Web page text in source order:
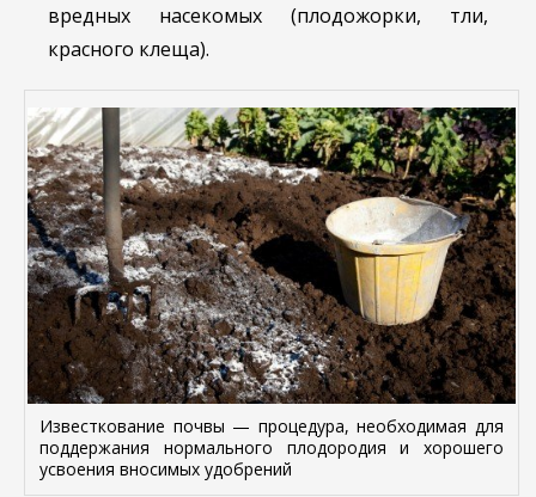
вредных насекомых (плодожорки, тли,
красного клеща).
Известкование почвы — процедура, необходимая для
поддержания нормального плодородия и хорошего
усвоения вносимых удобрений